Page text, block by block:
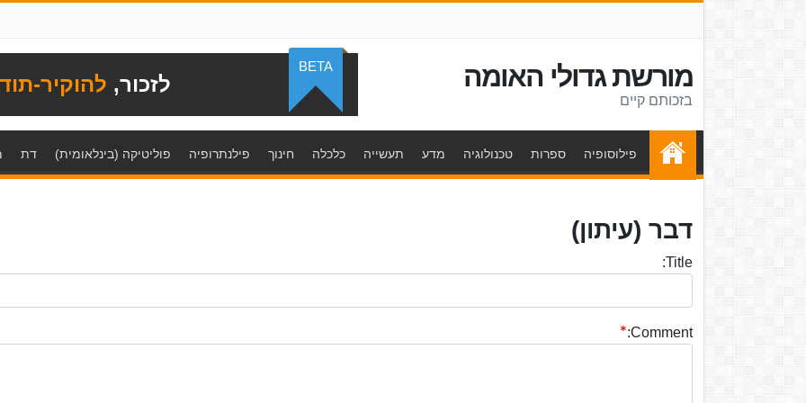
מורשת גדולי האומה
בזכותם קיים
לזכור, להוקיר-
BETA
פילוסופיה ספרות טכנולוגיה מדע תעשייה כלכלה חינוך פילנתרופיה פוליטיקה (בינלאומית) דת
דבר (עיתון)
Title:
Comment: